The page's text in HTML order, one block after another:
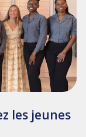
les jeunes